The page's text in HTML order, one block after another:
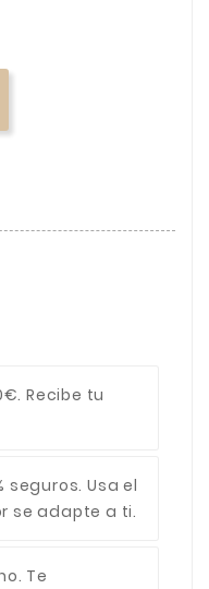
Recibe tu
seguros.Usa el
se adapte a ti.
Te